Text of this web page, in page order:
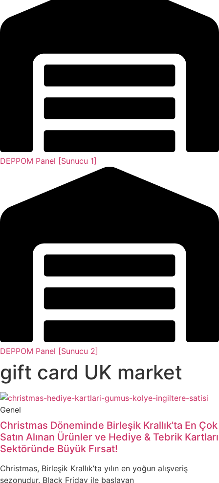
DEPPOM Panel [Sunucu 1]
DEPPOM Panel [Sunucu 2]
gift card UK market
Genel
Christmas Döneminde Birleşik Krallık’ta En Çok
Satın Alınan Ürünler ve Hediye & Tebrik Kartları
Sektöründe Büyük Fırsat!
Christmas, Birleşik Krallık’ta yılın en yoğun alışveriş
sezonudur. Black Friday ile başlayan